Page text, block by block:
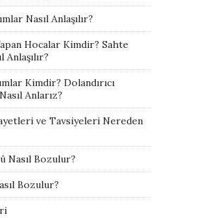
Nasıl Anlaşılır?
Hocalar Kimdir? Sahte
Anlaşılır?
Kimdir? Dolandırıcı
Anlarız?
ve Tavsiyeleri Nereden
Nasıl Bozulur?
Bozulur?